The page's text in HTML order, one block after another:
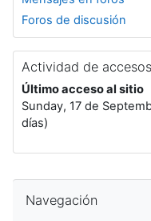
Foros de discusión
Actividad de accesos
Último acceso al sitio
Sunday, 17 de
días)
Navegación